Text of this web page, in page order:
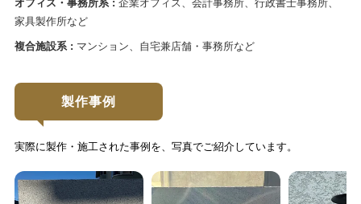
家具製作所など
複合施設系 : マンション、自宅兼店舗・事務所など
製作事例
実際に製作・施工された事例を、写真でご紹介しています。